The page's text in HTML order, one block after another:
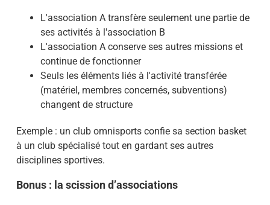
L'association A transfère seulement une partie de
ses activités à l'association B
L'association A conserve ses autres missions et
continue de fonctionner
Seuls les éléments liés à l'activité transférée
(matériel, membres concernés, subventions)
changent de structure
Exemple : un club omnisports confie sa section basket
à un club spécialisé tout en gardant ses autres
disciplines sportives.
Bonus : la scission d’associations